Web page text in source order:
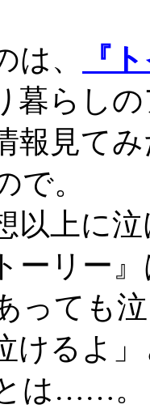
、
『
らし
報見て
で。
以上に泣
リー
っても
けるよ
は……。